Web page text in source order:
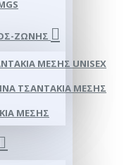
ΖΏΝΗΣ
ΜΈΣΗΣ UNISEX
ΤΣΑΝΤΆΚΙΑ ΜΈΣΗΣ
ΜΈΣΗΣ